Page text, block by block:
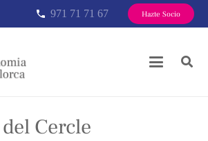
phone 971 71 71 67 Hazte Socio
Cercle